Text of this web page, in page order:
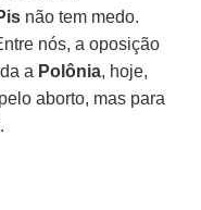
não tem medo.
nós, a oposição
a Polônia, hoje,
aborto, mas para